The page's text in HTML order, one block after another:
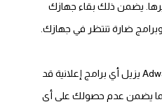
يضمن ذلك بقاء جهازك
ضارة تنتظر في جهازك.
Adware Cleaner: منظف Adware يزيل أي برامج إعلانية قد
يضمن عدم حصولك على أي